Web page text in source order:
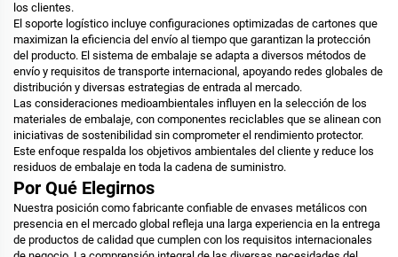
los clientes.
El soporte logístico incluye configuraciones optimizadas de cartones que
maximizan la eficiencia del envío al tiempo que garantizan la protección
del producto. El sistema de embalaje se adapta a diversos métodos de
envío y requisitos de transporte internacional, apoyando redes globales de
distribución y diversas estrategias de entrada al mercado.
Las consideraciones medioambientales influyen en la selección de los
materiales de embalaje, con componentes reciclables que se alinean con
iniciativas de sostenibilidad sin comprometer el rendimiento protector.
Este enfoque respalda los objetivos ambientales del cliente y reduce los
residuos de embalaje en toda la cadena de suministro.
Por Qué Elegirnos
Nuestra posición como fabricante confiable de envases metálicos con
presencia en el mercado global refleja una larga experiencia en la entrega
de productos de calidad que cumplen con los requisitos internacionales